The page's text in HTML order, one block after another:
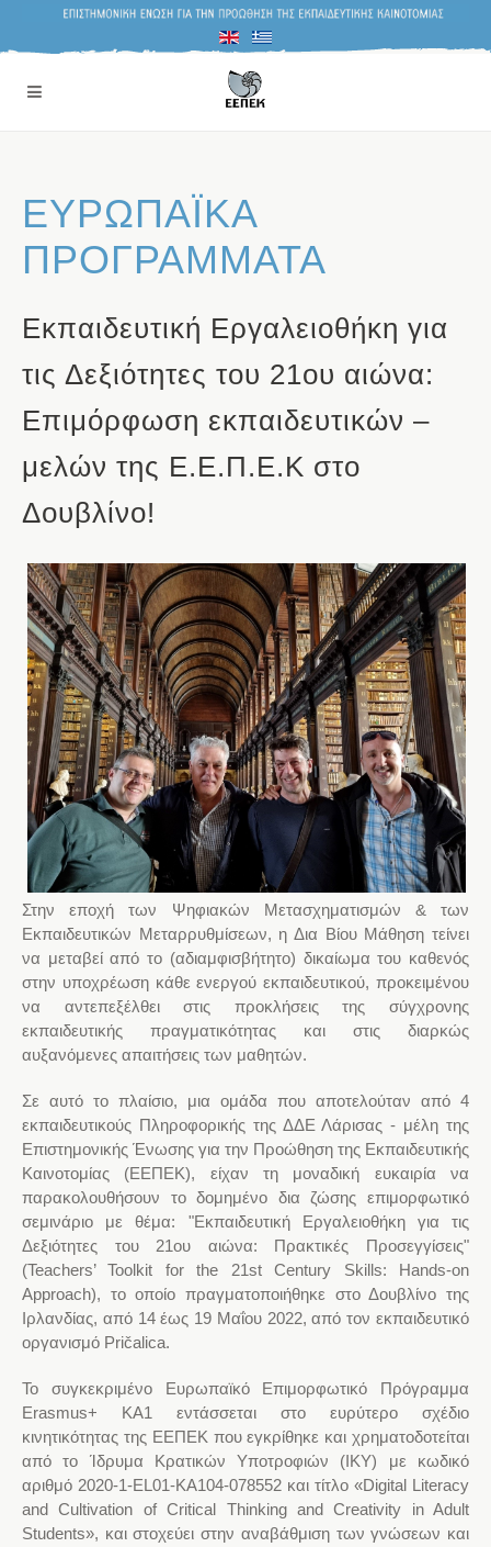
ΕΥΡΩΠΑΪΚΑ
ΠΡΟΓΡΑΜΜΑΤΑ
Εκπαιδευτική Εργαλειοθήκη για
τις Δεξιότητες του 21ου αιώνα:
Επιμόρφωση εκπαιδευτικών –
μελών της Ε.Ε.Π.Ε.Κ στο
Δουβλίνο!
Στην εποχή των Ψηφιακών Μετασχηματισμών & των
Εκπαιδευτικών Μεταρρυθμίσεων, η Δια Βίου Μάθηση τείνει
να μεταβεί από το (αδιαμφισβήτητο) δικαίωμα του καθενός
στην υποχρέωση κάθε ενεργού εκπαιδευτικού, προκειμένου
να αντεπεξέλθει στις προκλήσεις της σύγχρονης
εκπαιδευτικής πραγματικότητας και στις διαρκώς
αυξανόμενες απαιτήσεις των μαθητών.
Σε αυτό το πλαίσιο, μια ομάδα που αποτελούταν από 4
εκπαιδευτικούς Πληροφορικής της ΔΔΕ Λάρισας - μέλη της
Επιστημονικής Ένωσης για την Προώθηση της Εκπαιδευτικής
Καινοτομίας (ΕΕΠΕΚ), είχαν τη μοναδική ευκαιρία να
παρακολουθήσουν το δομημένο δια ζώσης επιμορφωτικό
σεμινάριο με θέμα: "Εκπαιδευτική Εργαλειοθήκη για τις
Δεξιότητες του 21ου αιώνα: Πρακτικές Προσεγγίσεις"
(Teachers’ Toolkit for the 21st Century Skills: Hands-on
Approach), το οποίο πραγματοποιήθηκε στο Δουβλίνο της
Ιρλανδίας, από 14 έως 19 Μαΐου 2022, από τον εκπαιδευτικό
οργανισμό Pričalica.
Το συγκεκριμένο Ευρωπαϊκό Επιμορφωτικό Πρόγραμμα
Erasmus+ KA1 εντάσσεται στο ευρύτερο σχέδιο
κινητικότητας της ΕΕΠΕΚ που εγκρίθηκε και χρηματοδοτείται
από το Ίδρυμα Κρατικών Υποτροφιών (ΙΚΥ) με κωδικό
αριθμό 2020‐1‐EL01‐KA104‐078552 και τίτλο «Digital Literacy
and Cultivation of Critical Thinking and Creativity in Adult
Students», και στοχεύει στην αναβάθμιση των γνώσεων και